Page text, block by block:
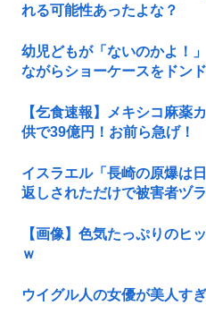
れる可能性あったよな？
幼児どもが「ないのかよ！
ながらショーケースをドン
【乞食速報】メキシコ麻薬
供で39億円！お前ら急げ！
イスラエル「長崎の原爆は
返しされただけで被害者ヅ
【画像】色気たっぷりのヒ
ｗ
ウイグル人の女優が美人す